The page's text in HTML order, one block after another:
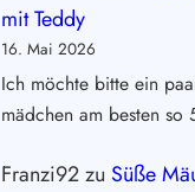
mit Teddy
16. Mai 2026
Ich möchte bitte ein
mädchen am besten so
Franzi92zu Süße